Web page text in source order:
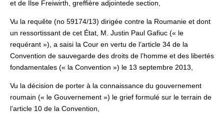
et de Ilse Freiwirth, greffière adjointede section,
Vu la requête (no 59174/13) dirigée contre la Roumanie et dont
un ressortissant de cet État, M. Justin Paul Gafiuc (« le
requérant »), a saisi la Cour en vertu de l’article 34 de la
Convention de sauvegarde des droits de l’homme et des libertés
fondamentales (« la Convention ») le 13 septembre 2013,
Vu la décision de porter à la connaissance du gouvernement
roumain (« le Gouvernement ») le grief formulé sur le terrain de
l’article 10 de la Convention,